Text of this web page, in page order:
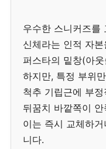
우수한 스니커즈를
신체라는 인적 자
퍼스타의 밑창(아
하지만, 특정 부위
척추 기립근에 부
뒤꿈치 바깥쪽이
이는 즉시 교체하
니다.